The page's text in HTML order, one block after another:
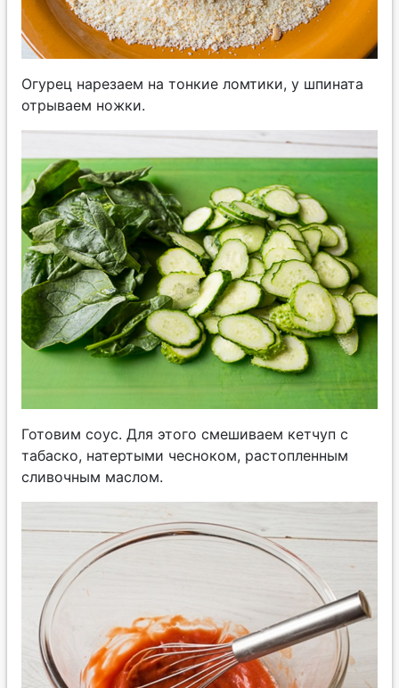
Огурец нарезаем на тонкие ломтики, у шпината
отрываем ножки.
Готовим соус. Для этого смешиваем кетчуп с
табаско, натертыми чесноком, растопленным
сливочным маслом.